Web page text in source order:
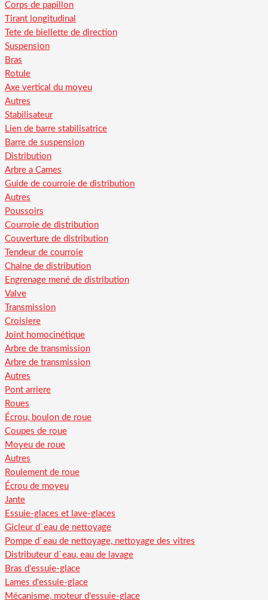
Corps de papillon
Tirant longitudinal
Tete de biellette de direction
Suspension
Bras
Rotule
Axe vertical du moyeu
Autres
Stabilisateur
Lien de barre stabilisatrice
Barre de suspension
Distribution
Arbre a Cames
Guide de courroie de distribution
Autres
Poussoirs
Courroie de distribution
Couverture de distribution
Tendeur de courroie
Chaîne de distribution
Engrenage mené de distribution
Valve
Transmission
Croisiere
Joint homocinétique
Arbre de transmission
Arbre de transmission
Autres
Pont arriere
Roues
Écrou, boulon de roue
Coupes de roue
Moyeu de roue
Autres
Roulement de roue
Écrou de moyeu
Jante
Essuie-glaces et lave-glaces
Gicleur d`eau de nettoyage
Pompe d`eau de nettoyage, nettoyage des vitres
Distributeur d`eau, eau de lavage
Bras d'essuie-glace
Lames d'essuie-glace
Mécanisme, moteur d'essuie-glace